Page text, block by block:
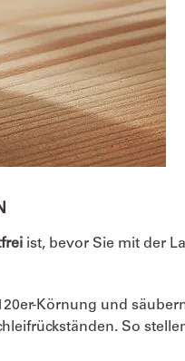
ist, bevor Sie mit der
Körnung und
So